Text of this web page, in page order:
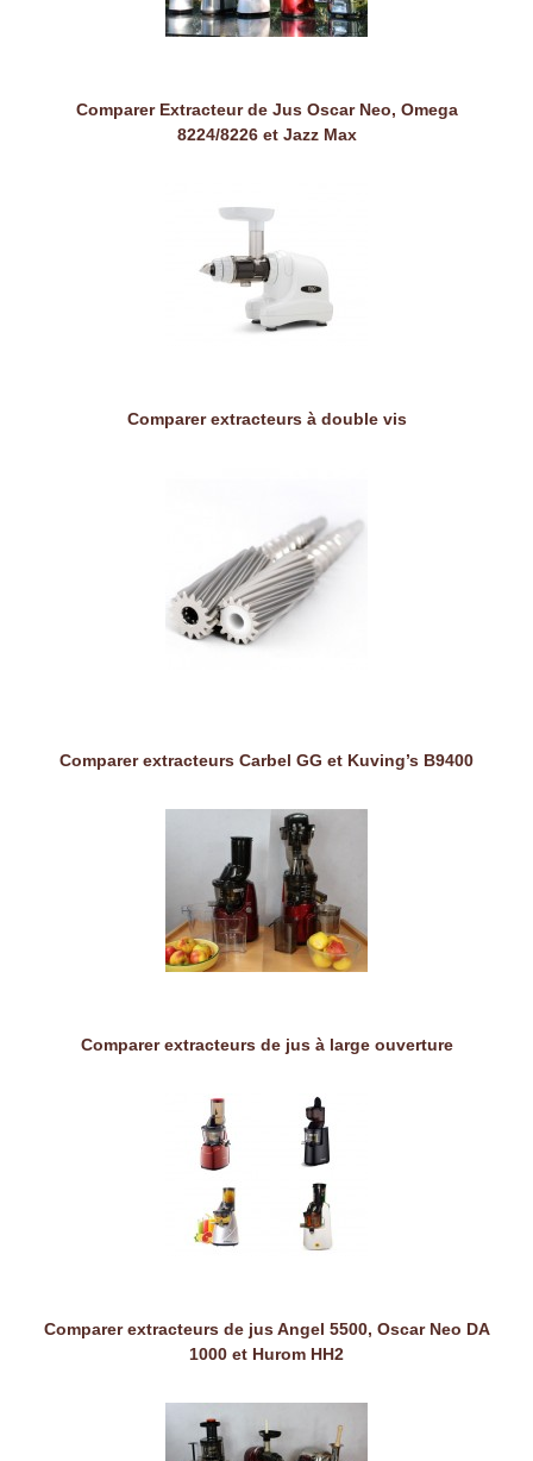
Comparer Extracteur de Jus Oscar Neo, Omega
8224/8226 et Jazz Max
Comparer extracteurs à double vis
Comparer extracteurs Carbel GG et Kuving’s B9400
Comparer extracteurs de jus à large ouverture
Comparer extracteurs de jus Angel 5500, Oscar Neo DA
1000 et Hurom HH2